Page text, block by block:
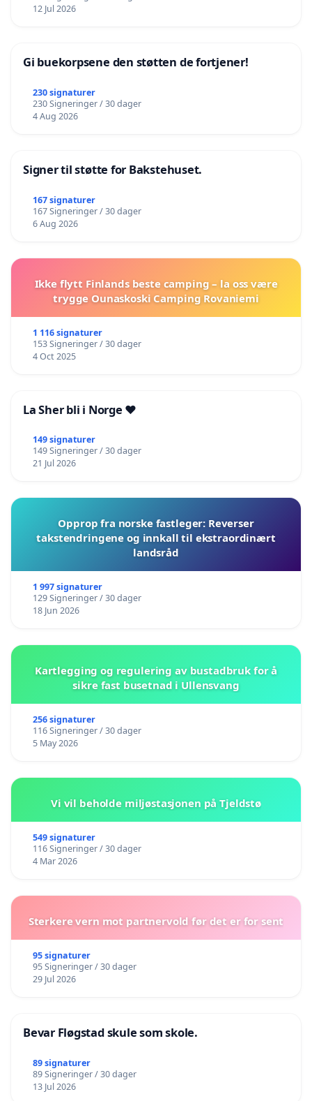
12 Jul 2026
Gi buekorpsene den støtten de fortjener!
230 signaturer
230 Signeringer / 30 dager
4 Aug 2026
Signer til støtte for Bakstehuset.
167 signaturer
167 Signeringer / 30 dager
6 Aug 2026
Ikke flytt Finlands beste camping – la oss være
trygge Ounaskoski Camping Rovaniemi
1 116 signaturer
153 Signeringer / 30 dager
4 Oct 2025
La Sher bli i Norge ❤️
149 signaturer
149 Signeringer / 30 dager
21 Jul 2026
Opprop fra norske fastleger: Reverser
takstendringene og innkall til ekstraordinært
landsråd
1 997 signaturer
129 Signeringer / 30 dager
18 Jun 2026
Kartlegging og regulering av bustadbruk for å
sikre fast busetnad i Ullensvang
256 signaturer
116 Signeringer / 30 dager
5 May 2026
Vi vil beholde miljøstasjonen på Tjeldstø
549 signaturer
116 Signeringer / 30 dager
4 Mar 2026
Sterkere vern mot partnervold før det er for sent
95 signaturer
95 Signeringer / 30 dager
29 Jul 2026
Bevar Fløgstad skule som skole.
89 signaturer
89 Signeringer / 30 dager
13 Jul 2026